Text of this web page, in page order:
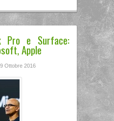
Pro e Surface:
Apple
Ottobre 2016